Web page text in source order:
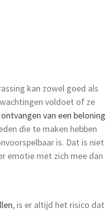
kan zowel goed als
voldoet of ze
van een beloning
die te maken hebben
is. Dat is niet
emotie met zich mee dan
, is er altijd het risico dat